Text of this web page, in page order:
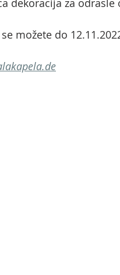
dekoracija za odrasle
možete do